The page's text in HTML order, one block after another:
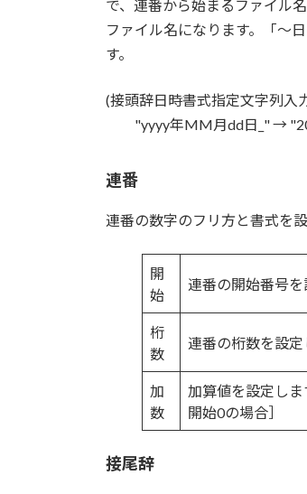
で、連番から始まるファイル
ファイル名になります。「～
す。
(接頭辞日時書式指定文字列
"yyyy年MM月dd日_" →
連番
連番の数字のフリ方と書式を設
開
始
連番の開始番号
桁
数
連番の桁数を設
加
数
加算値を設定し
開始0の場合］
接尾辞